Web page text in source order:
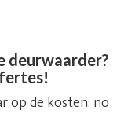
deurwaarder?
op de kosten: no